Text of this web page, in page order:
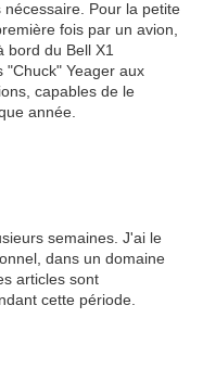
Pour la petite
fois par un avion,
bord du Bell X1
"Chuck" Yeager aux
capables de le
année.
semaines. J'ai le
dans un domaine
articles sont
cette période.